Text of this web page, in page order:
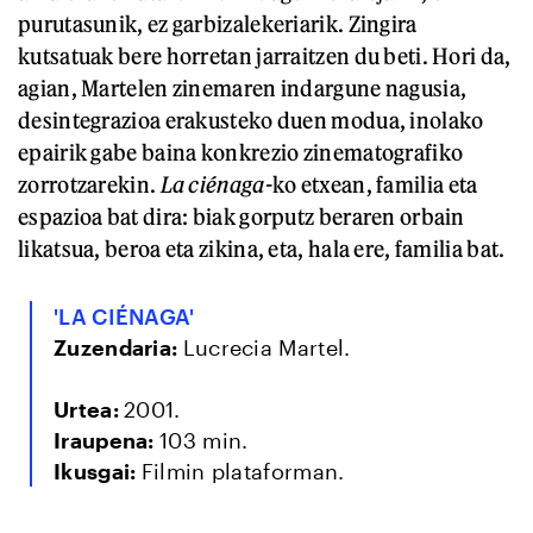
purutasunik, ez garbizalekeriarik. Zingira
kutsatuak bere horretan jarraitzen du beti. Hori da,
agian, Martelen zinemaren indargune nagusia,
desintegrazioa erakusteko duen modua, inolako
epairik gabe baina konkrezio zinematografiko
zorrotzarekin. La ciénaga-ko etxean, familia eta
espazioa bat dira: biak gorputz beraren orbain
likatsua, beroa eta zikina, eta, hala ere, familia bat.
'LA CIÉNAGA'
Zuzendaria: Lucrecia Martel.
Urtea: 2001.
Iraupena: 103 min.
Ikusgai: Filmin plataforman.